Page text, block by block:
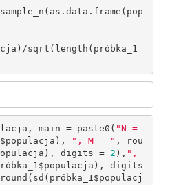
sqrt(length(próbka_1
main = paste0( "N =
", M = " , rou
digits = 2 ), ",
digits